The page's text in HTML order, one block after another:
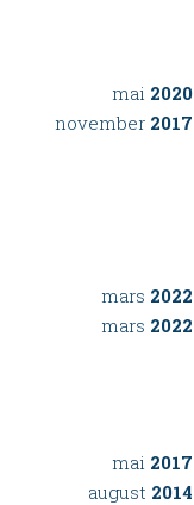
mai 2020
november 2017
mars 2022
mars 2022
mai 2017
august 2014